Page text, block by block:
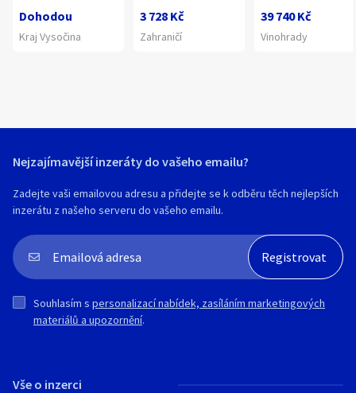
Dohodou
Kraj Vysočina
3 728 Kč
Zahraničí
39 740 Kč
Vinohrady
Vše o inzerci
Nejzajímavější inzeráty do vašeho emailu?
Zadejte vaši emailovou adresu a přidejte se k odběru těch nejlepších
inzerátu z našeho serveru do vašeho emailu.
Souhlasím s personalizací nabídek, zasíláním marketingových
materiálů a upozornění.